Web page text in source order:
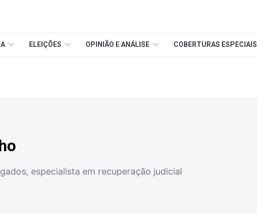
ELEIÇÕES OPINIÃO E ANÁLISE COBERTURAS ESPECIAIS
especialista em recuperação judicial